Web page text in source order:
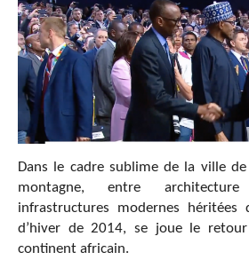
Dans le cadre sublime de la ville
montagne, entre
infrastructures modernes héritées
d’hiver de 2014, se joue le
continent africain.